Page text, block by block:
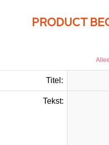
PRODUCT
Titel:
Tekst: